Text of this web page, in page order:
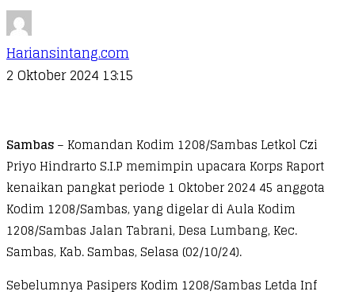
Hariansintang.com
2 Oktober 2024 13:15
Sambas– Komandan Kodim 1208/Sambas Letkol Czi
Priyo Hindrarto S.I.P memimpin upacara Korps Raport
kenaikan pangkat periode 1 Oktober 2024 45 anggota
Kodim 1208/Sambas, yang digelar di Aula Kodim
1208/Sambas Jalan Tabrani, Desa Lumbang, Kec.
Sambas, Kab. Sambas, Selasa (02/10/24).
Sebelumnya Pasipers Kodim 1208/Sambas Letda Inf